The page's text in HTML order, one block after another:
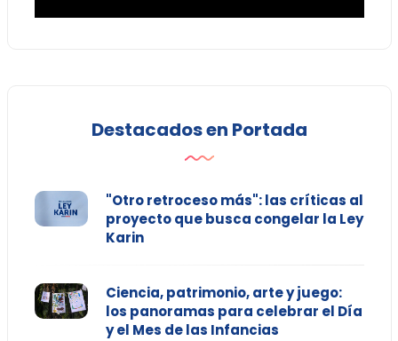
Destacados en Portada
"Otro retroceso más": las críticas al
proyecto que busca congelar la Ley
Karin
Ciencia, patrimonio, arte y juego:
los panoramas para celebrar el Día
y el Mes de las Infancias